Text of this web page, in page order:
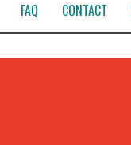
FAQ CONTACT